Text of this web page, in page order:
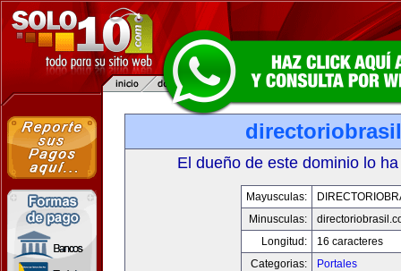
El dueño de este dominio lo
Mayusculas:
Minusculas:
Longitud:
16 caracteres
Categorias:
Portales